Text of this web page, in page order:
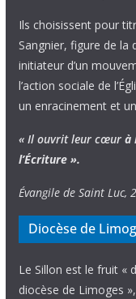
Ils choisissent pour
Sangnier, figure de la
initiateur d’un
l’action sociale de
un enracinement et
« Il ouvrit leur cœur à
l’Écriture ».
Évangile de Saint Luc,
Diocèse de
Le Sillon est le fruit «
diocèse de Limoges